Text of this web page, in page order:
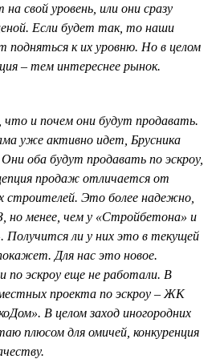
свой уровень, или они сразу
Если будет так, то наши
подняться к их уровню. Но в целом
– тем интереснее рынок.
и почем они будут продавать.
уже активно идет, Брусника
оба будут продавать по эскроу,
продаж отличается от
строителей. Это более надежно,
но менее, чем у «Стройбетона» и
ли у них это в текущей
Для нас это новое.
по эскроу еще не работали. В
проекта по эскроу – ЖК
В целом заход иногородних
плюсом для омичей, конкуренция